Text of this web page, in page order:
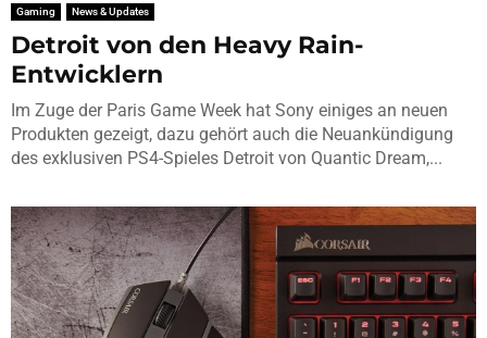
Gaming News & Updates
Detroit von den Heavy Rain-
Entwicklern
Im Zuge der Paris Game Week hat Sony einiges an neuen
Produkten gezeigt, dazu gehört auch die Neuankündigung
des exklusiven PS4-Spieles Detroit von Quantic Dream,...